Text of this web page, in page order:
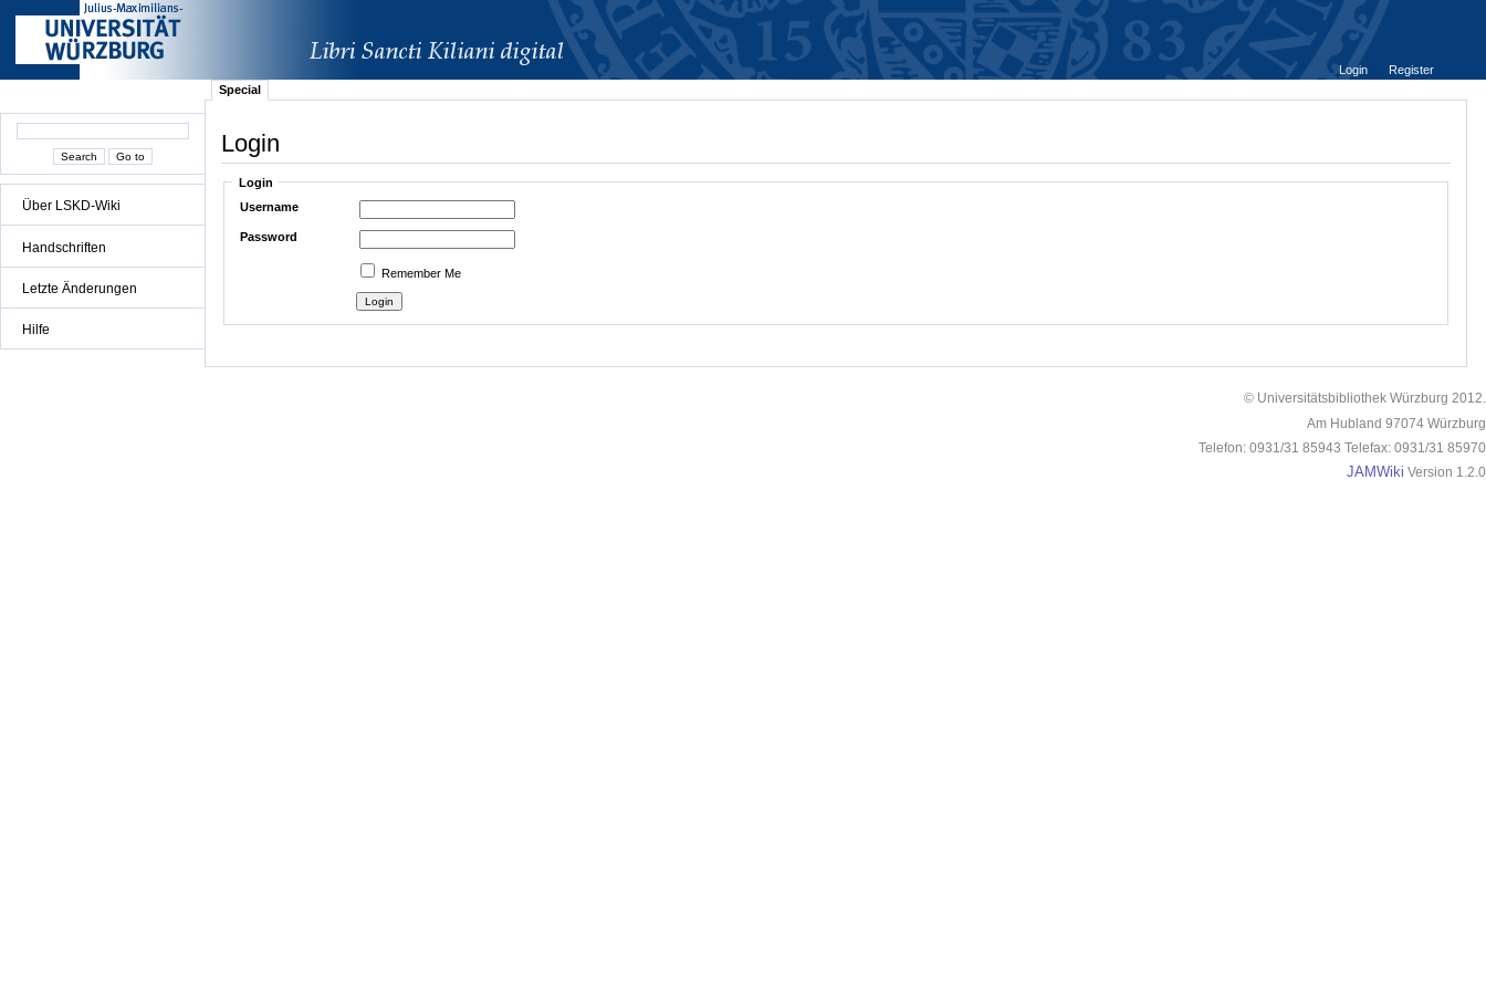
Über LSKD-Wiki
Handschriften
Letzte Änderungen
Hilfe
Login
Register
Special
Login
Login
Username
Password
Remember Me
© Universitätsbibliothek Würzburg 2012.
Am Hubland 97074 Würzburg
Telefon: 0931/31 85943 Telefax: 0931/31 85970
JAMWiki Version 1.2.0